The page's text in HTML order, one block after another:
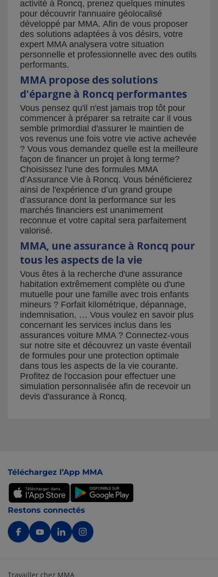
activité à Roncq, prenez quelques minutes
pour découvrir l'annuaire géolocalisé
développé par MMA. Afin de vous proposer
des solutions adaptées à vos désirs, votre
expert MMA analysera votre situation
personnelle et professionnelle avec des outils
performants.
MMA propose des solutions
d'épargne à Roncq performantes
Vous pensez qu'il n'est jamais trop tôt pour
commencer à préparer sa retraite car il vous
semble primordial d'assurer le maintien de
vos revenus une fois votre vie active achevée
? Vous vous demandez quelle est la meilleure
façon de financer un projet à long terme?
Choisissez l'une des formules MMA
d’Assurance Vie à Roncq. Vous bénéficierez
ainsi de l'expérience d’un grand groupe
d’assurance dont la performance sur les
marchés financiers est unanimement
reconnue et votre capital sera parfaitement
valorisé.
MMA, une assurance à Roncq pour
tous les aspects de la vie
Vous êtes à la recherche d'une assurance
habitation extrêmement complète ou d'une
mutuelle pour une famille avec trois enfants
mineurs ? Forfait kilométrique, dépannage,
indemnisation, … Vous voulez en savoir plus
concernant les services inclus dans les
assurances voiture MMA ? Connectez-vous
sur notre site et découvrez un vaste éventail
de formules pour une protection optimale
dans tous les aspects de la vie courante.
Profitez de l'occasion pour effectuer une
simulation personnalisée afin de recevoir un
devis d'assurance à Roncq.
Téléchargez l’App MMA
Restons connectés
Travailler chez MMA